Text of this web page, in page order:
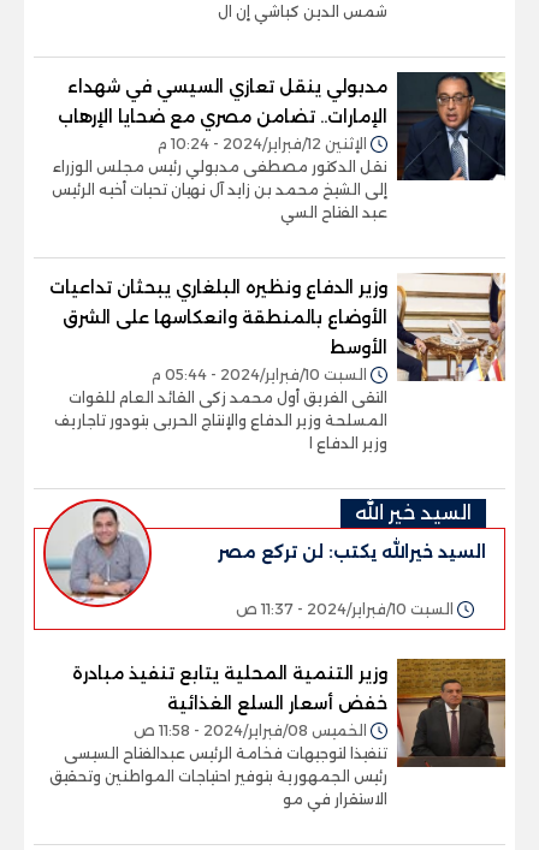
شمس الدين كباشي إن ال
مدبولي ينقل تعازي السيسي في شهداء
الإمارات.. تضامن مصري مع ضحايا الإرهاب
الإثنين 12/فبراير/2024 - 10:24 م
نقل الدكتور مصطفى مدبولي رئيس مجلس الوزراء
إلى الشيخ محمد بن زايد آل نهيان تحيات أخيه الرئيس
عبد الفتاح السي
وزير الدفاع ونظيره البلغاري يبحثان تداعيات
الأوضاع بالمنطقة وانعكاسها على الشرق
الأوسط
السبت 10/فبراير/2024 - 05:44 م
التقى الفريق أول محمد زكى القائد العام للقوات
المسلحة وزير الدفاع والإنتاج الحربى بتودور تاجاريف
وزير الدفاع ا
السيد خير الله
السيد خيرالله يكتب: لن تركع مصر
السبت 10/فبراير/2024 - 11:37 ص
وزير التنمية المحلية يتابع تنفيذ مبادرة
خفض أسعار السلع الغذائية
الخميس 08/فبراير/2024 - 11:58 ص
تنفيذا لتوجيهات فخامة الرئيس عبدالفتاح السيسى
رئيس الجمهورية بتوفير احتياجات المواطنين وتحقيق
الاستقرار في مو